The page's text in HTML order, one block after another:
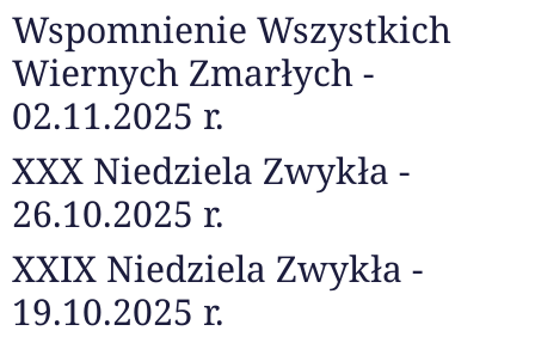
Wspomnienie Wszystkich
Wiernych Zmarłych -
02.11.2025 r.
XXX Niedziela Zwykła -
26.10.2025 r.
XXIX Niedziela Zwykła -
19.10.2025 r.